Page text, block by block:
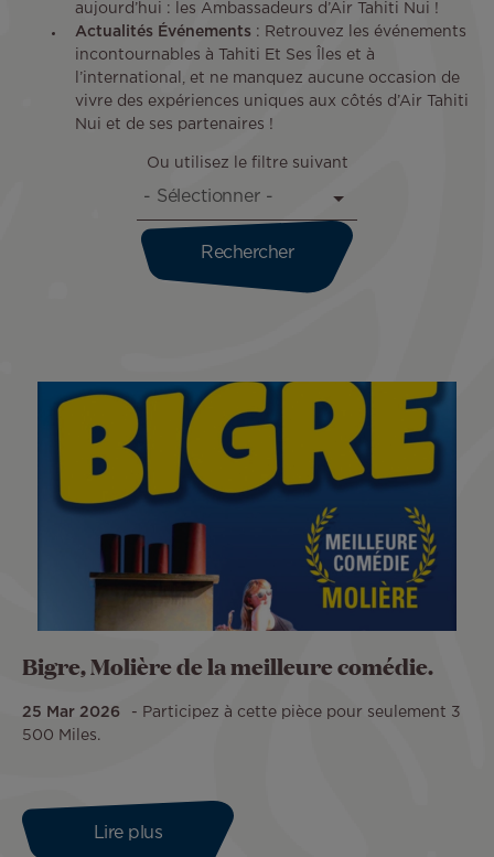
aujourd’hui : les Ambassadeurs d’Air Tahiti Nui !
Actualités Événements : Retrouvez les événements
incontournables à Tahiti Et Ses Îles et à
l’international, et ne manquez aucune occasion de
vivre des expériences uniques aux côtés d’Air Tahiti
Nui et de ses partenaires !
Ou utilisez le filtre suivant
Bigre, Molière de la meilleure comédie.
25 Mar 2026
Participez à cette pièce pour seulement 3
500 Miles.
Lire plus